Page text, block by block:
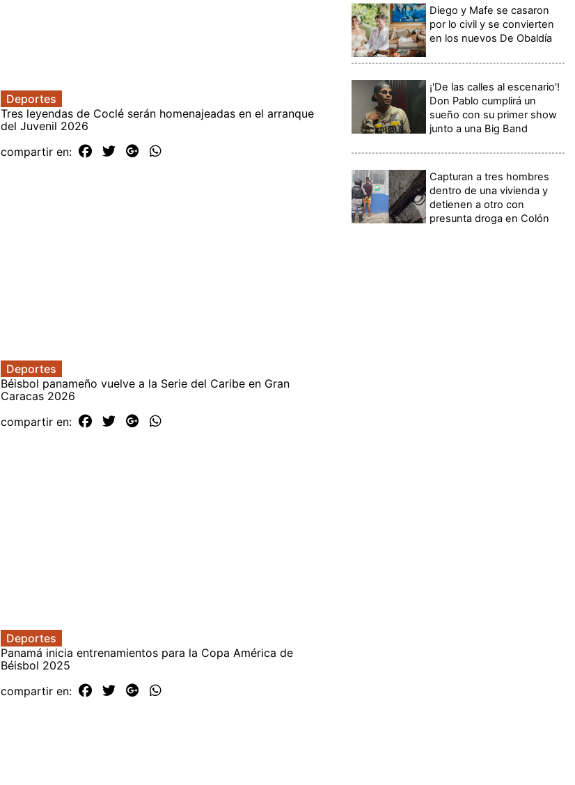
Deportes
Tres leyendas de Coclé serán homenajeadas en el arranque
del Juvenil 2026
compartir en:
Deportes
Béisbol panameño vuelve a la Serie del Caribe en Gran
Caracas 2026
compartir en:
Deportes
Panamá inicia entrenamientos para la Copa América de
Béisbol 2025
compartir en:
Diego y Mafe se casaron
por lo civil y se convierten
en los nuevos De Obaldía
¡'De las calles al escenario'!
Don Pablo cumplirá un
sueño con su primer show
junto a una Big Band
Capturan a tres hombres
dentro de una vivienda y
detienen a otro con
presunta droga en Colón